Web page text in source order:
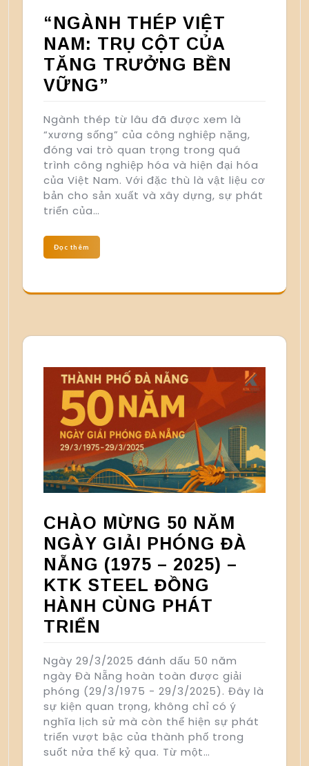
“NGÀNH THÉP VIỆT
NAM: TRỤ CỘT CỦA
TĂNG TRƯỞNG BỀN
VỮNG”
Ngành thép từ lâu đã được xem là
“xương sống” của công nghiệp nặng,
đóng vai trò quan trọng trong quá
trình công nghiệp hóa và hiện đại hóa
của Việt Nam. Với đặc thù là vật liệu cơ
bản cho sản xuất và xây dựng, sự phát
triển của…
Đọc thêm
CHÀO MỪNG 50 NĂM
NGÀY GIẢI PHÓNG ĐÀ
NẴNG (1975 – 2025) –
KTK STEEL ĐỒNG
HÀNH CÙNG PHÁT
TRIỂN
Ngày 29/3/2025 đánh dấu 50 năm
ngày Đà Nẵng hoàn toàn được giải
phóng (29/3/1975 - 29/3/2025). Đây là
sự kiện quan trọng, không chỉ có ý
nghĩa lịch sử mà còn thể hiện sự phát
triển vượt bậc của thành phố trong
suốt nửa thế kỷ qua. Từ một…